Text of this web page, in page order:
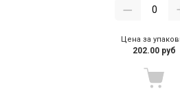
Цена за
202.00 руб